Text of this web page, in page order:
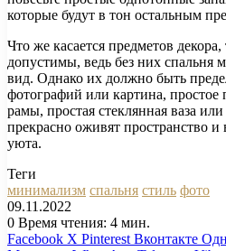
которые будут в тон остальным
Что же касается предметов
допустимы, ведь без них спальня
вид. Однако их должно быть
фотографий или картина, простое
рамы, простая стеклянная ваза
прекрасно оживят пространство и
уюта.
Теги
минимализм спальня стиль фото
09.11.2022
0 Время чтения: 4 мин.
Facebook X Pinterest Вконтакте